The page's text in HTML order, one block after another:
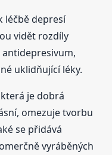
léčbě depresí
vidět rozdíly
uklidňující léky.
je dobrá
omezuje tvorbu
se přidává
vyráběných